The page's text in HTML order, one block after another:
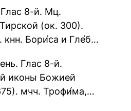
девы,...
Глас 8-й. Мц.
(ок. 300).
кнн. Бори́са и Гле́ба,
Прп....
Глас 8-й.
иконы Божией
мчч. Трофи́ма,